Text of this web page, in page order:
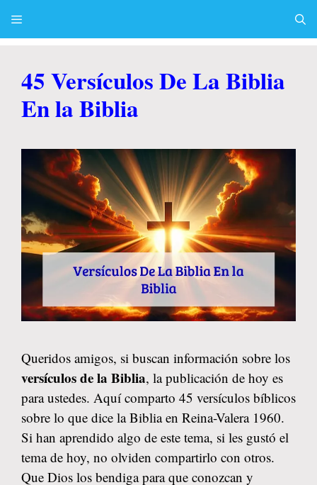
45 Versículos De La Biblia
En la Biblia
Queridos amigos, si buscan información sobre los
versículos de la Biblia, la publicación de hoy es
para ustedes. Aquí comparto 45 versículos bíblicos
sobre lo que dice la Biblia en Reina-Valera 1960.
Si han aprendido algo de este tema, si les gustó el
tema de hoy, no olviden compartirlo con otros.
Que Dios los bendiga para que conozcan y